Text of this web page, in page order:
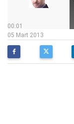
00:01
05 Mart 2013